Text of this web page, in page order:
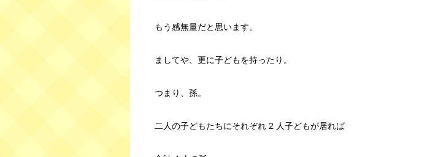
もう感無量だと思います。
ましてや、更に子どもを持ったり。
つまり、孫。
二人の子どもたちにそれぞれ 2 人子どもが居れば